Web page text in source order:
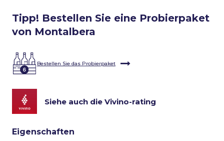
Tipp! Bestellen Sie eine Probierpaket
von Montalbera
Bestellen Sie das Probierpaket
Siehe auch die Vivino-rating
Eigenschaften